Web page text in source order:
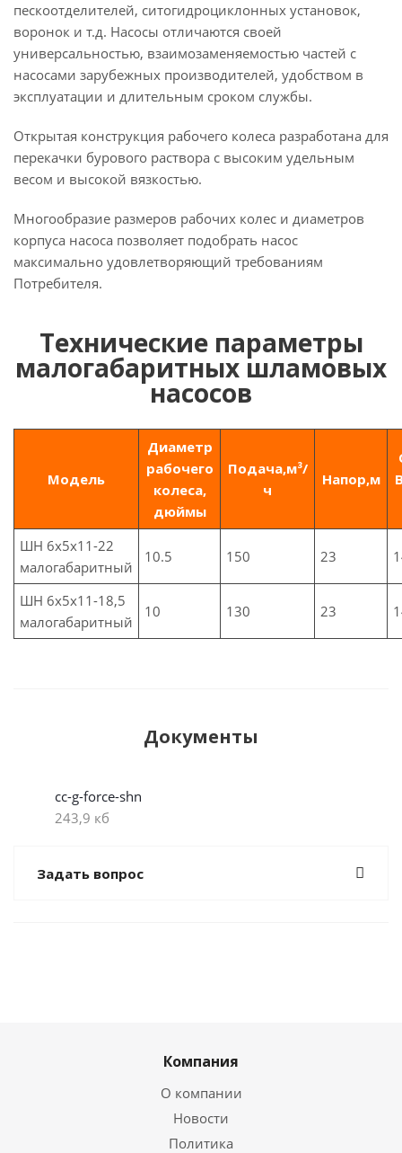
пескоотделителей, ситогидроциклонных установок,
воронок и т.д. Насосы отличаются своей
универсальностью, взаимозаменяемостью частей с
насосами зарубежных производителей, удобством в
эксплуатации и длительным сроком службы.
Открытая конструкция рабочего колеса разработана для
перекачки бурового раствора с высоким удельным
весом и высокой вязкостью.
Многообразие размеров рабочих колес и диаметров
корпуса насоса позволяет подобрать насос
максимально удовлетворяющий требованиям
Потребителя.
Технические параметры
малогабаритных шламовых
насосов
Модель
Диаметр
рабочего
колеса,
дюймы
Подача,м³/
ч
Напор,м
ШН 6x5x11-22
малогабаритный
10.5 150 23
ШН 6x5x11-18,5
малогабаритный
10 130 23
Документы
cc-g-force-shn
243,9 кб
Задать вопрос
Компания
О компании
Новости
Политика